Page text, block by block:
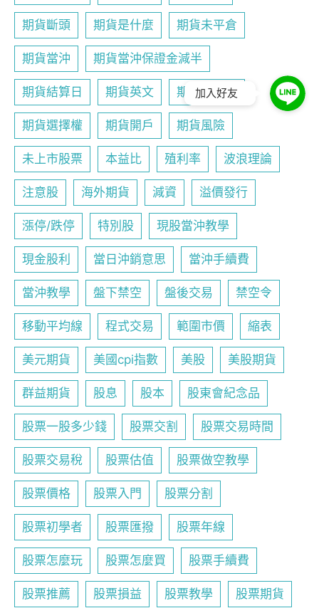
期貨斷頭 期貨是什麼 期貨未平倉
期貨當沖 期貨當沖保證金減半
期貨結算日 期貨英文 期貨行事曆
期貨選擇權 期貨開戶 期貨風險
未上市股票 本益比 殖利率 波浪理論
注意股 海外期貨 減資 溢價發行
漲停/跌停 特別股 現股當沖教學
現金股利 當日沖銷意思 當沖手續費
當沖教學 盤下禁空 盤後交易 禁空令
移動平均線 程式交易 範圍市價 縮表
美元期貨 美國cpi指數 美股 美股期貨
群益期貨 股息 股本 股東會紀念品
股票一股多少錢 股票交割 股票交易時間
股票交易稅 股票估值 股票做空教學
股票價格 股票入門 股票分割
股票初學者 股票匯撥 股票年線
股票怎麼玩 股票怎麼買 股票手續費
股票推薦 股票損益 股票教學 股票期貨
加入好友